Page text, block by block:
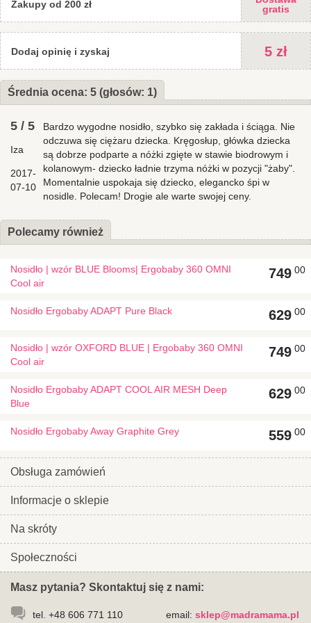
chowany kaptur dla dziecka by je chronić przed słońcem lub
możliwość karmienia piersią w nosidle,
materiał: 100% bawełna,
można prać w pralce.
Instytut Dysplazji Stawów Biodrowych za bezpieczne dla
są bezpieczne dla kręgosłupa.
Zobacz krótki film o nosidełkach Ergobaby ADAPT
Film prezentujący jak dopasować nosidełko Ergobaby Adapt
Zakupy od 200 zł
gratis
Dodaj opinię i zyskaj 5 zł
Średnia ocena: 5 (głosów: 1)
5 / 5
Iza
2017-
07-10
Bardzo wygodne nosidło, szybko się zakłada i ściąga. Nie
odczuwa się ciężaru dziecka. Kręgosłup, główka dziecka
są dobrze podparte a nóżki zgięte w stawie biodrowym i
kolanowym- dziecko ładnie trzyma nóżki w pozycji "żaby".
Momentalnie uspokaja się dziecko, elegancko śpi w
nosidle. Polecam! Drogie ale warte swojej ceny.
Polecamy również
Nosidło | wzór BLUE Blooms| Ergobaby 360 OMNI
Cool air
749 00
Nosidło Ergobaby ADAPT Pure Black 629 00
Nosidło | wzór OXFORD BLUE | Ergobaby 360 OMNI
Cool air
749 00
Nosidło Ergobaby ADAPT COOL AIR MESH Deep
Blue
629 00
Nosidło Ergobaby Away Graphite Grey 559 00
Obsługa zamówień
Informacje o sklepie
Na skróty
Społeczności
Masz pytania? Skontaktuj się z nami:
tel. +48 606 771 110 email: sklep@madramama.pl